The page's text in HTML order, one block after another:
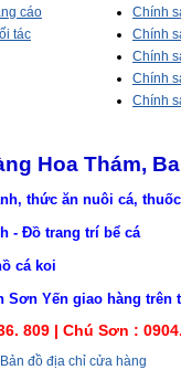
cáo
tác
Chính
Chính
Chính
Chính
Chính
Hoa Thám,
thức ăn nuôi cá,
- Đồ trang trí bể cá
cá koi
giao hàng trên
809 | Chú Sơn :
Bản đồ địa chỉ cửa hàng